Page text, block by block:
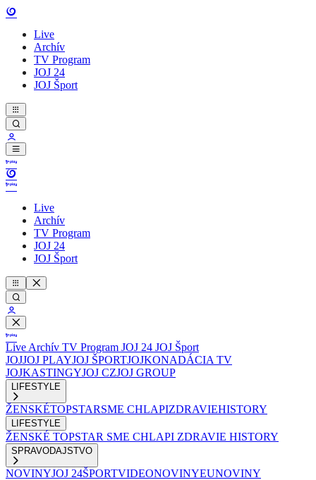
Live
Archív
TV Program
JOJ 24
JOJ Šport
Live
Archív
TV Program
JOJ 24
JOJ Šport
Live Archív TV Program JOJ 24 JOJ Šport
JOJJOJ PLAYJOJ ŠPORTJOJKONADÁCIA TV
JOJKASTINGYJOJ CZJOJ GROUP
LIFESTYLE
ŽENSKÉTOPSTARSME CHLAPIZDRAVIEHISTORY
LIFESTYLE
ŽENSKÉ TOPSTAR SME CHLAPI ZDRAVIE HISTORY
SPRAVODAJSTVO
NOVINYJOJ 24ŠPORTVIDEONOVINYEUNOVINY